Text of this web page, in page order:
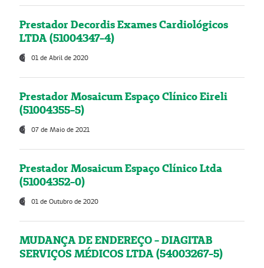
Prestador Decordis Exames Cardiológicos
LTDA (51004347-4)
01 de Abril de 2020
Prestador Mosaicum Espaço Clínico Eireli
(51004355-5)
07 de Maio de 2021
Prestador Mosaicum Espaço Clínico Ltda
(51004352-0)
01 de Outubro de 2020
MUDANÇA DE ENDEREÇO - DIAGITAB
SERVIÇOS MÉDICOS LTDA (54003267-5)